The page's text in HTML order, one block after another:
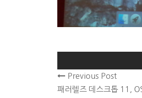
Previous Post
패러렐즈 데스크톱 11,